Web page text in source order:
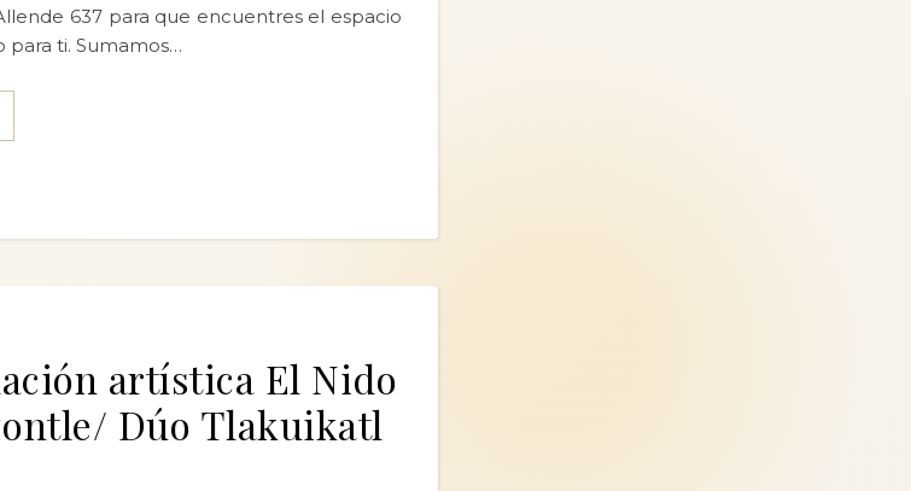
637 para que encuentres el espacio
ti. Sumamos…
artística El Nido
Dúo Tlakuikatl